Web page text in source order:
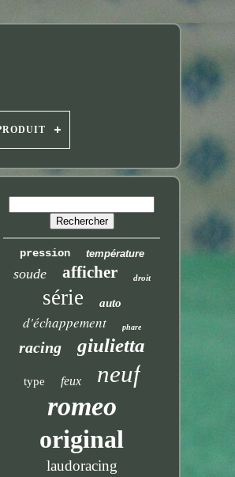
pression température
soude afficher droit
série auto
d'échappement phare
racing giulietta
type feux neuf
romeo
original
laudoracing